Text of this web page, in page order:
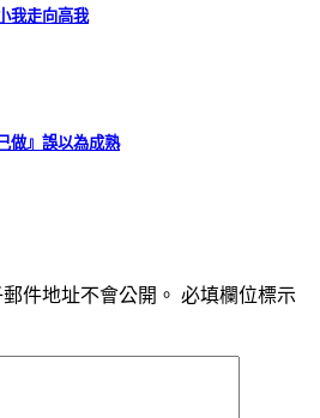
我走向高我
做』誤以為成熟
件地址不會公開。 必填欄位標示